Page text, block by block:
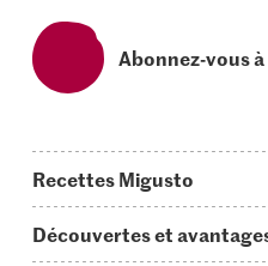
Abonnez-vous
Recettes Migusto
Découvertes et